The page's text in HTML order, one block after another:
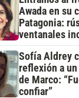
Awada en su
Patagonia:
ventanales
Sofía Aldrey
reflexión a
de Marco:
confiar”